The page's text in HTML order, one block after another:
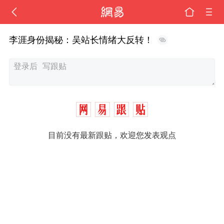
李涯身份揭秘：吴站长情绪大反转！
目前没有最新跟贴，欢迎您发表观点